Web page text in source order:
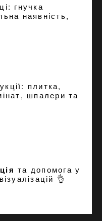
гнучка
наявність,
плитка,
шпалери та
та допомога у
👌